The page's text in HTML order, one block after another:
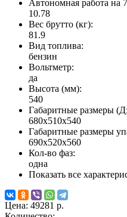
Автономная работа на
10.78
Вес брутто (кг):
81.9
Вид топлива:
бензин
Вольтметр:
да
Высота (мм):
540
Габаритные размеры
680х510х540
Габаритные размеры
690х520х560
Кол-во фаз:
одна
Показать все
Цена: 49281 р.